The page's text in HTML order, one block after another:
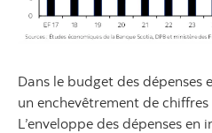
Dans le budget des dépenses
un enchevêtrement de
L’enveloppe des dépenses